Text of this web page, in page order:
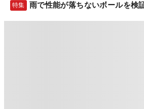
特集 雨で性能が落ちないボールを検